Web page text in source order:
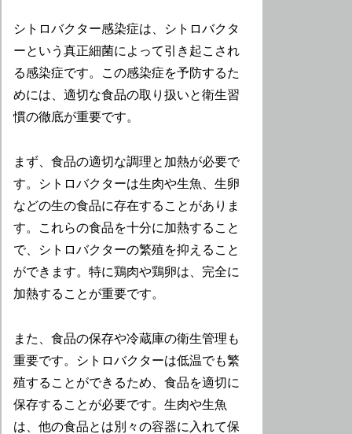
シトロバクター感染症は、シトロバクタ
ーという真正細菌によって引き起こされ
る感染症です。この感染症を予防するた
めには、適切な食品の取り扱いと衛生習
慣の徹底が重要です。
まず、食品の適切な調理と加熱が必要で
す。シトロバクターは生肉や生魚、生卵
などの生の食品に存在することがありま
す。これらの食品を十分に加熱すること
で、シトロバクターの繁殖を抑えること
ができます。特に鶏肉や鶏卵は、完全に
加熱することが重要です。
また、食品の保存や冷蔵庫の衛生管理も
重要です。シトロバクターは低温でも繁
殖することができるため、食品を適切に
保存することが必要です。生肉や生魚
は、他の食品とは別々の容器に入れて保